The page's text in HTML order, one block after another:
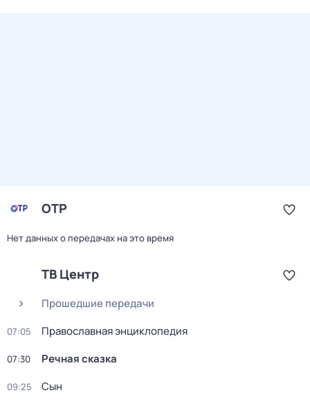
ОТР
Нет данных о передачах на это время
ТВ Центр
Прошедшие передачи
07:05 Православная энциклопедия
07:30 Речная сказка
09:25 Сын